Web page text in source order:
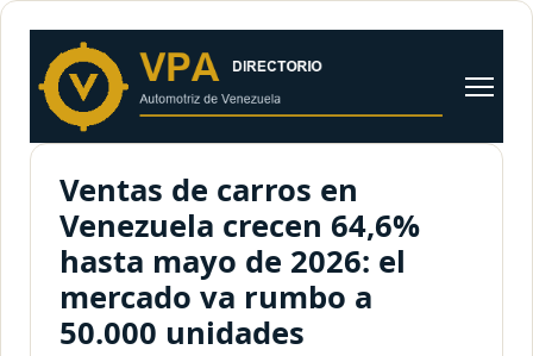
al
contenido
Abrir
Ventas de carros en
Venezuela crecen 64,6%
hasta mayo de 2026: el
mercado va rumbo a
50.000 unidades